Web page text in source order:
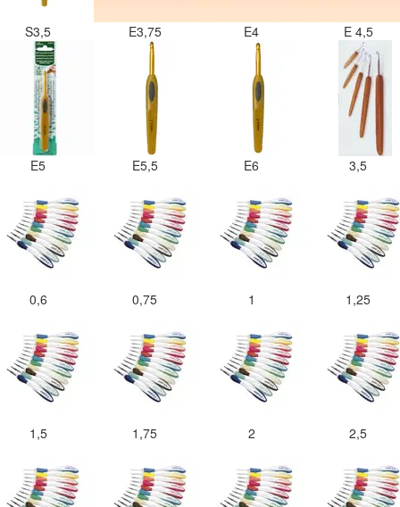
S3,5 E3,75 E4 E 4,5
E5 E5,5 E6 3,5
0,6 0,75 1 1,25
1,5 1,75 2 2,5